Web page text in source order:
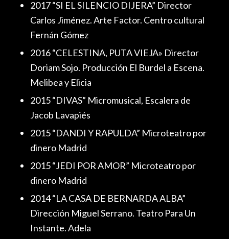
2017 “SI EL SILENCIO DIJERA” Director
Carlos Jiménez. Arte Factor. Centro cultural
Fernán Gómez
2016 “CELESTINA, PUTA VIEJA» Director
Doriam Sojo. Producción El Burdel a Escena.
Melibea y Elicia
2015 “DIVAS” Micromusical, Escalera de
Jacob Lavapiés
2015 “DANDI Y RAPULDA” Microteatro por
dinero Madrid
2015 “JEDI POR AMOR” Microteatro por
dinero Madrid
2014 “LA CASA DE BERNARDA ALBA”
Dirección Miguel Serrano. Teatro Para Un
Instante. Adela